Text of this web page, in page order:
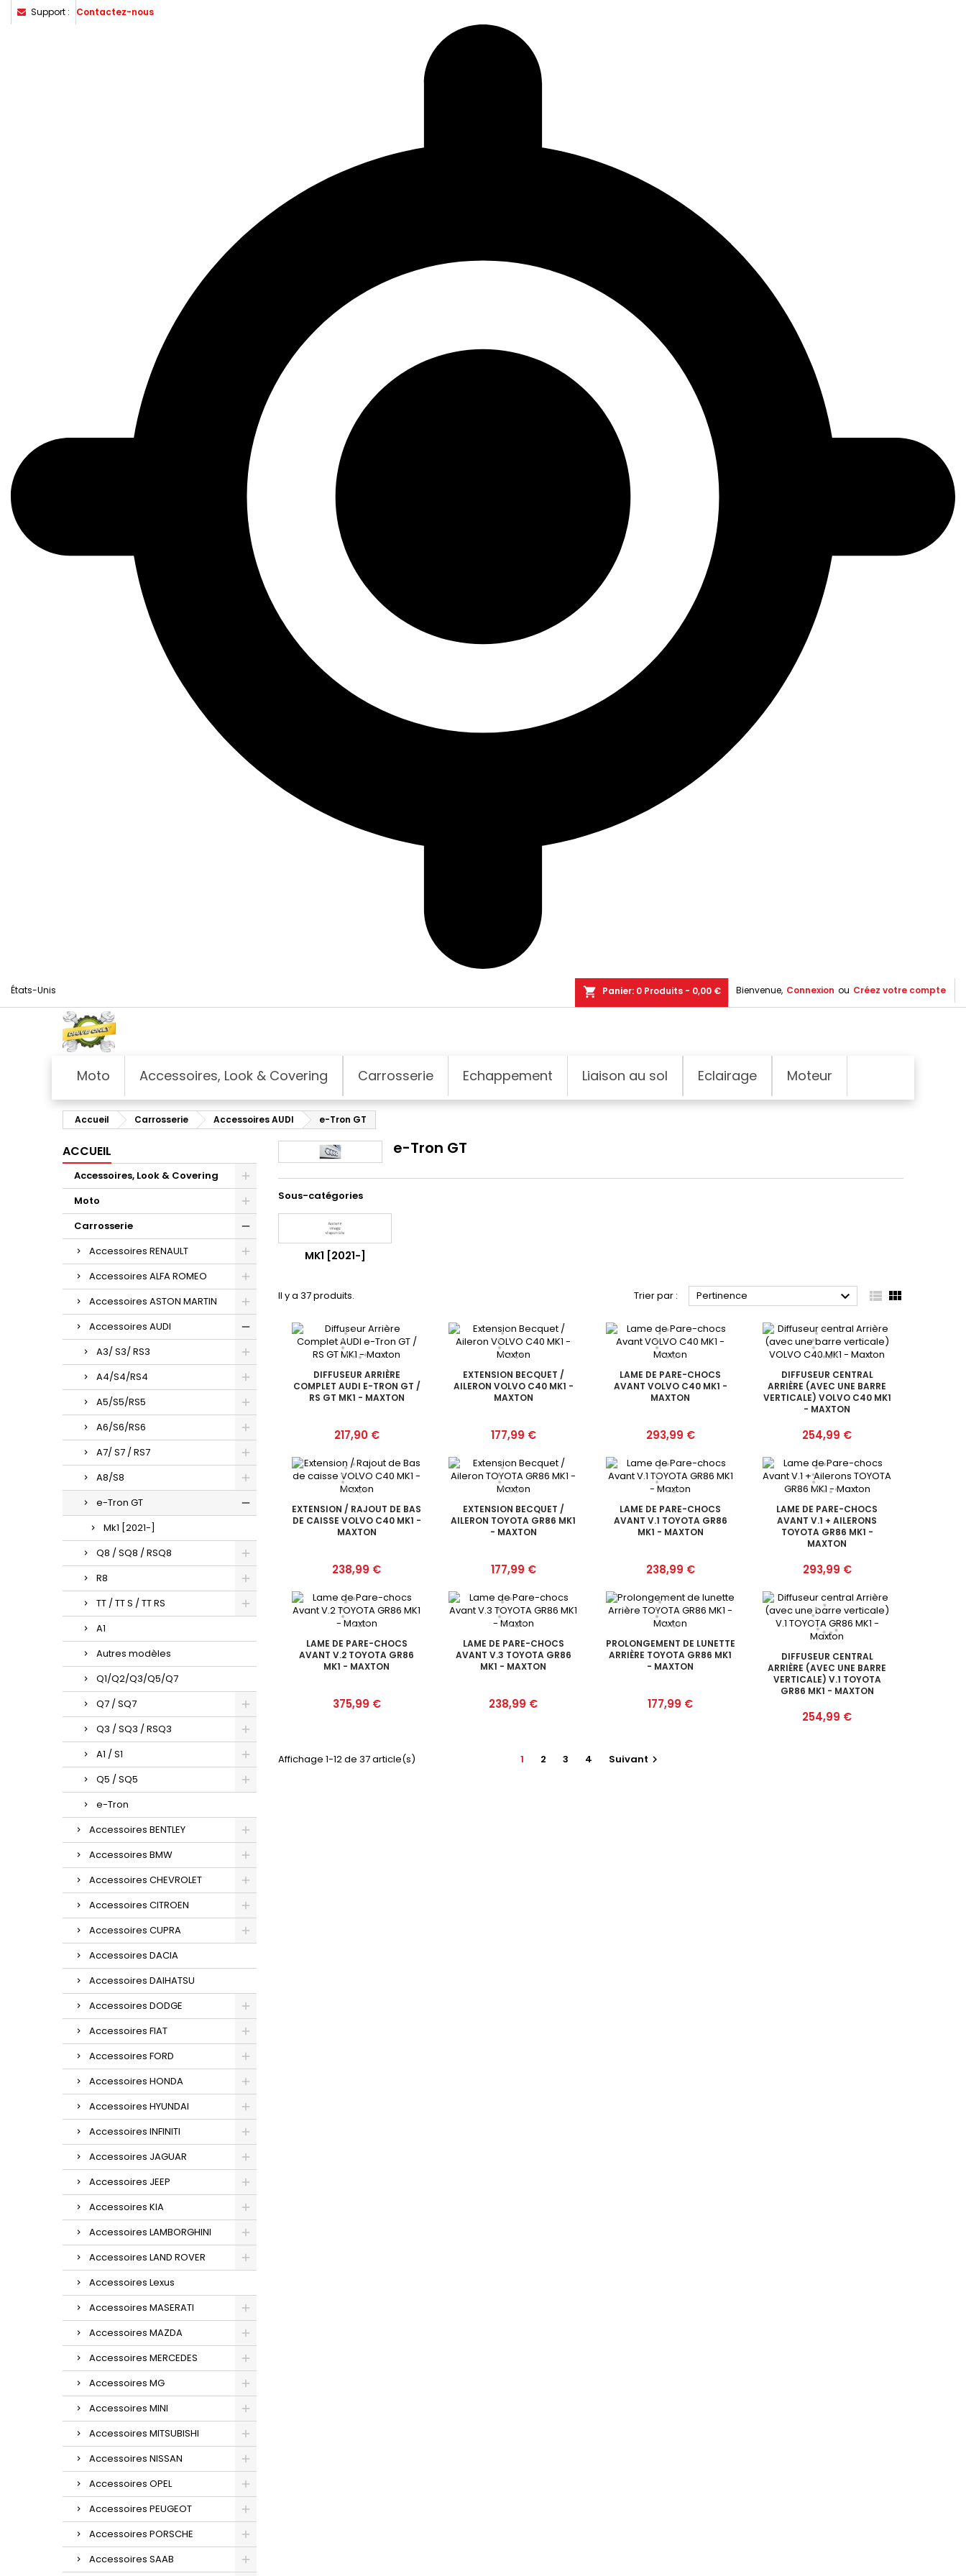
Support : Contactez-nous
États-Unis Bienvenue, Connexion ou Créez votre compte
shopping_cart Panier: 0 Produits - 0,00 €
Moto Accessoires, Look & Covering Carrosserie Echappement Liaison au sol Eclairage Moteur
Accueil Carrosserie Accessoires AUDI e-Tron GT
ACCUEIL
Accessoires, Look & Covering
Moto
Carrosserie
Accessoires RENAULT
Accessoires ALFA ROMEO
Accessoires ASTON MARTIN
Accessoires AUDI
A3/ S3/ RS3
A4/S4/RS4
A5/S5/RS5
A6/S6/RS6
A7/ S7 / RS7
A8/S8
e-Tron GT
Mk1 [2021-]
Q8 / SQ8 / RSQ8
R8
TT / TT S / TT RS
A1
Autres modèles
Q1/Q2/Q3/Q5/Q7
Q7 / SQ7
Q3 / SQ3 / RSQ3
A1 / S1
Q5 / SQ5
e-Tron
Accessoires BENTLEY
Accessoires BMW
Accessoires CHEVROLET
Accessoires CITROEN
Accessoires CUPRA
Accessoires DACIA
Accessoires DAIHATSU
Accessoires DODGE
Accessoires FIAT
Accessoires FORD
Accessoires HONDA
Accessoires HYUNDAI
Accessoires INFINITI
Accessoires JAGUAR
Accessoires JEEP
Accessoires KIA
Accessoires LAMBORGHINI
Accessoires LAND ROVER
Accessoires Lexus
Accessoires MASERATI
Accessoires MAZDA
Accessoires MERCEDES
Accessoires MG
Accessoires MINI
Accessoires MITSUBISHI
Accessoires NISSAN
Accessoires OPEL
Accessoires PEUGEOT
Accessoires PORSCHE
Accessoires SAAB
e-Tron GT
Sous-catégories
MK1 [2021-]
Il y a 37 produits. Trier par : Pertinence   
DIFFUSEUR ARRIÈRE
COMPLET AUDI E-TRON GT /
RS GT MK1 - MAXTON
Prix
217,90 €
EXTENSION BECQUET /
AILERON VOLVO C40 MK1 -
MAXTON
Prix
177,99 €
LAME DE PARE-CHOCS
AVANT VOLVO C40 MK1 -
MAXTON
Prix
293,99 €
DIFFUSEUR CENTRAL
ARRIÈRE (AVEC UNE BARRE
VERTICALE) VOLVO C40 MK1
- MAXTON
Prix
254,99 €
EXTENSION / RAJOUT DE BAS
DE CAISSE VOLVO C40 MK1 -
MAXTON
Prix
238,99 €
EXTENSION BECQUET /
AILERON TOYOTA GR86 MK1
- MAXTON
Prix
177,99 €
LAME DE PARE-CHOCS
AVANT V.1 TOYOTA GR86
MK1 - MAXTON
Prix
238,99 €
LAME DE PARE-CHOCS
AVANT V.1 + AILERONS
TOYOTA GR86 MK1 -
MAXTON
Prix
293,99 €
LAME DE PARE-CHOCS
AVANT V.2 TOYOTA GR86
MK1 - MAXTON
Prix
375,99 €
LAME DE PARE-CHOCS
AVANT V.3 TOYOTA GR86
MK1 - MAXTON
Prix
238,99 €
PROLONGEMENT DE LUNETTE
ARRIÈRE TOYOTA GR86 MK1
- MAXTON
Prix
177,99 €
DIFFUSEUR CENTRAL
ARRIÈRE (AVEC UNE BARRE
VERTICALE) V.1 TOYOTA
GR86 MK1 - MAXTON
Prix
254,99 €
Affichage 1-12 de 37 article(s) 1 2 3 4 Suivant 